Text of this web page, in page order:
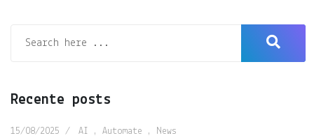
Recente posts
15/08/2025 AI , Automate , News